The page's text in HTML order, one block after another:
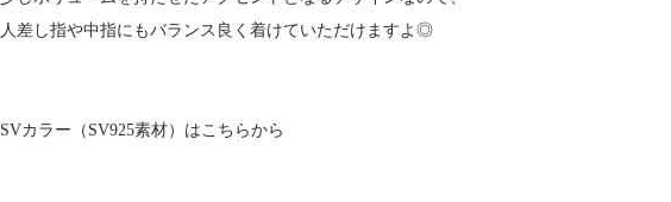
人差し指や中指にもバランス良く着けていただけますよ◎
SVカラー（SV925素材）はこちらから